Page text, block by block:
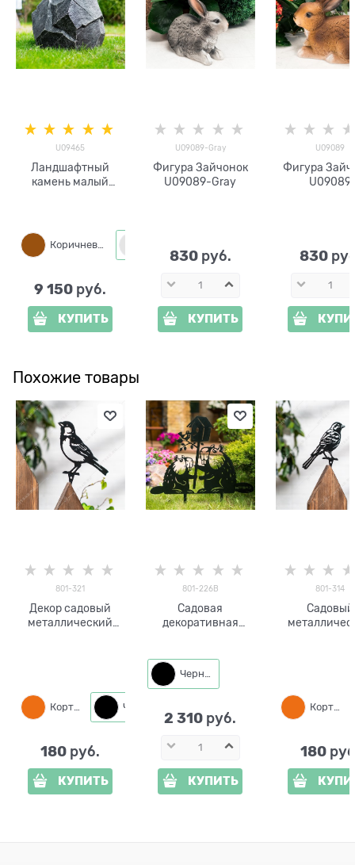
U09465
Ландшафтный
камень малый
Коричневый
9 150 руб.
КУПИТЬ
U09089-Gray
Фигура Зайчонок
U09089-Gray
830 руб.
КУПИТЬ
U09089
Фигура
U09089
830
Похожие товары
801-321
Декор садовый
металлический
Кортен
180 руб.
КУПИТЬ
801-226B
Садовая
декоративная
Черный
2 310 руб.
КУПИТЬ
801-314
Садовый
Кортен
180